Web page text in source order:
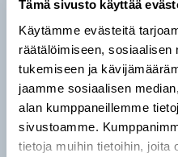
Tämä sivusto käyttää
Käytämme evästeitä
räätälöimiseen, sosiaalisen
tukemiseen ja
jaamme sosiaalisen
alan kumppaneillemme
sivustoamme.
tietoja muihin tietoihin, joita
metsäkonsertteja.
Perustelut
Lohikoski on Etelä-
kansallispuisto. Alue
suojeluverkostoa
sillä Koloveden ja
kansallispuistot